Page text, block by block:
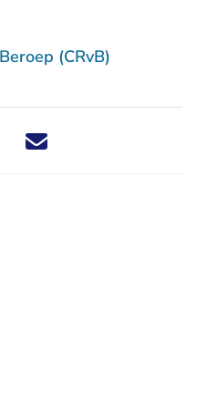
(CRvB)
dit nieuwsbericht via X -
Deel dit nieuwsbericht via
Deel dit nieuwsbericht
Deel dit